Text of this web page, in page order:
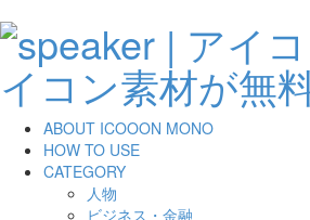
ABOUT ICOOON MONO
HOW TO USE
CATEGORY
人物
ビジネス・金融